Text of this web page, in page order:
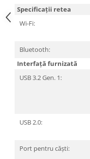
Specificații retea
Wi-Fi:
Bluetooth:
Interfață furnizată
USB 3.2 Gen. 1:
USB 2.0:
Port pentru căști: